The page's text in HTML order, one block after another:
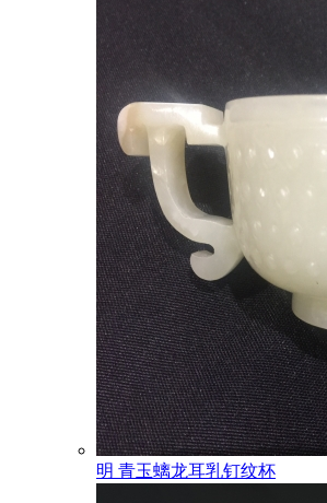
明 青玉螭龙耳乳钉纹杯